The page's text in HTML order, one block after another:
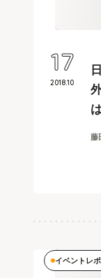
藤
2018.10
17
イベントレ